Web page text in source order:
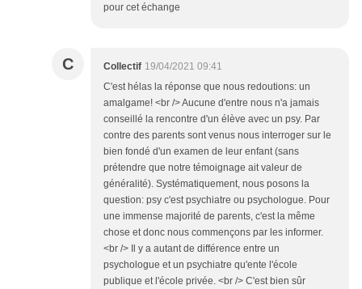
pour cet échange
C Collectif 19/04/2021 09:41
C'est hélas la réponse que nous redoutions: un
amalgame! <br /> Aucune d'entre nous n'a jamais
conseillé la rencontre d'un élève avec un psy. Par
contre des parents sont venus nous interroger sur le
bien fondé d'un examen de leur enfant (sans
prétendre que notre témoignage ait valeur de
généralité). Systématiquement, nous posons la
question: psy c'est psychiatre ou psychologue. Pour
une immense majorité de parents, c'est la même
chose et donc nous commençons par les informer.
<br /> Il y a autant de différence entre un
psychologue et un psychiatre qu'ente l'école
publique et l'école privée. <br /> C'est bien sûr